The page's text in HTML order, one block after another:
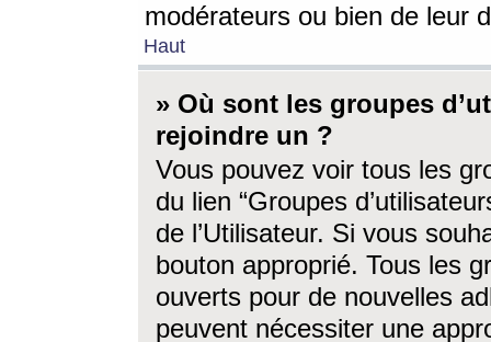
modérateurs ou bien de leur
Haut
» Où sont les groupes
rejoindre un ?
Vous pouvez voir tous les
du lien “Groupes
de l’Utilisateur. Si vous
bouton approprié. Tous les
ouverts pour de nouvelles
peuvent nécessiter une